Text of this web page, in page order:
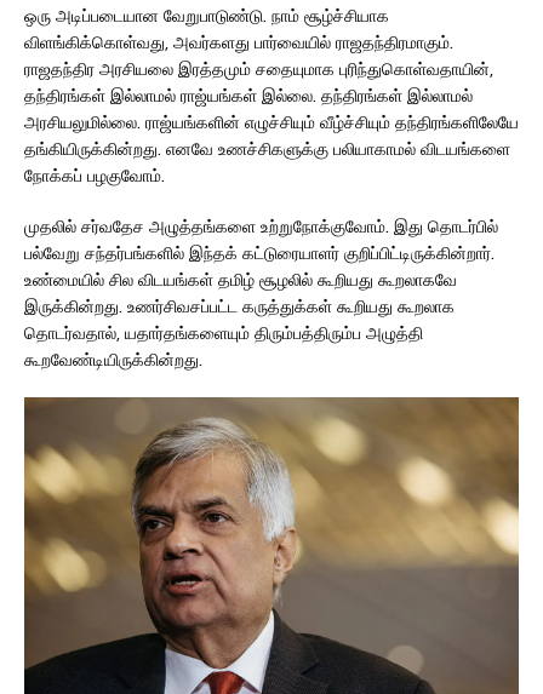
ஒரு அடிப்படையான வேறுபாடுண்டு. நாம் சூழ்ச்சியாக
விளங்கிக்கொள்வது, அவர்களது பார்வையில் ராஜதந்திரமாகும்.
ராஜதந்திர அரசியலை இரத்தமும் சதையுமாக புரிந்துகொள்வதாயின்,
தந்திரங்கள் இல்லாமல் ராஜ்யங்கள் இல்லை. தந்திரங்கள் இல்லாமல்
அரசியலுமில்லை. ராஜ்யங்களின் எழுச்சியும் வீழ்ச்சியும் தந்திரங்களிலேயே
தங்கியிருக்கின்றது. எனவே உணச்சிகளுக்கு பலியாகாமல் விடயங்களை
நோக்கப் பழகுவோம்.
முதலில் சர்வதேச அழுத்தங்களை உற்றுநோக்குவோம். இது தொடர்பில்
பல்வேறு சந்தர்பங்களில் இந்தக் கட்டுரையாளர் குறிப்பிட்டிருக்கின்றார்.
உண்மையில் சில விடயங்கள் தமிழ் சூழலில் கூறியது கூறலாகவே
இருக்கின்றது. உணர்சிவசப்பட்ட கருத்துக்கள் கூறியது கூறலாக
தொடர்வதால், யதார்தங்களையும் திரும்பத்திரும்ப அழுத்தி
கூறவேண்டியிருக்கின்றது.